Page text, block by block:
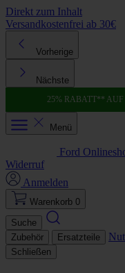
Direkt zum Inhalt
Versandkostenfrei ab 30€
Vorherige
Nächste
25% RABATT**
Menü
Ford
Widerruf
Anmelden
Warenkorb 0
Suche
Zubehör
Ersatzteile
Schließen